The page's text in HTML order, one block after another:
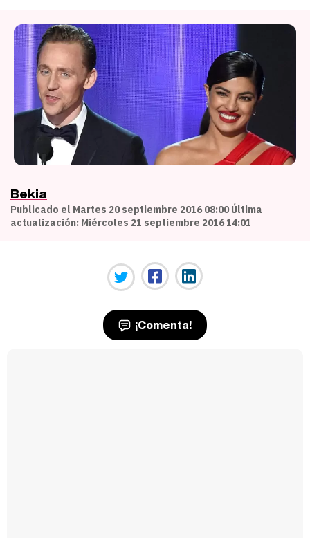
Bekia
Publicado el Martes 20 septiembre 2016 08:00 Última
actualización: Miércoles 21 septiembre 2016 14:01
¡Comenta!